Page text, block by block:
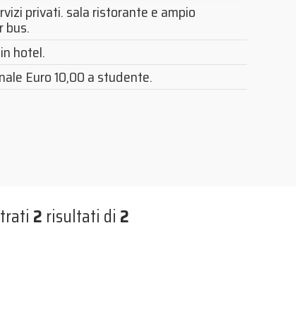
privati. sala ristorante e ampio
bus.
hotel.
Euro 10,00 a studente.
2 risultati di 2